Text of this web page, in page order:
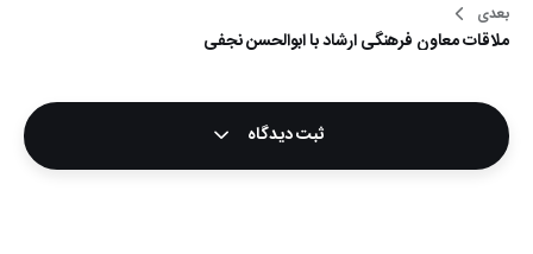
بعدی
ملاقات معاون فرهنگی ارشاد با ابوالحسن نجفی
ثبت دیدگاه